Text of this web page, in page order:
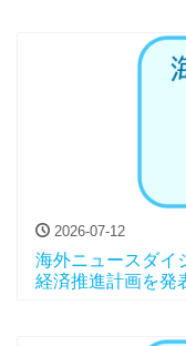
2026-07-12
海外ニュースダイ
経済推進計画を発